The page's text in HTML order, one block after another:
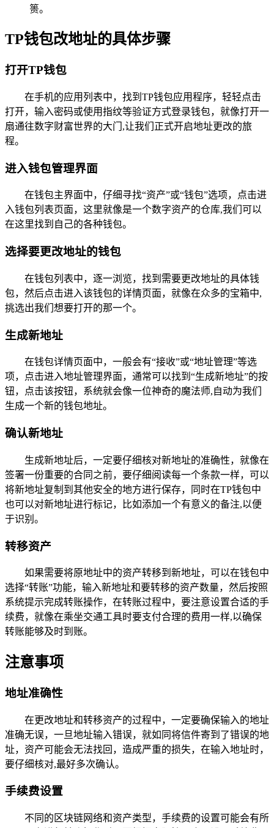
篑。
TP钱包改地址的具体步骤
打开TP钱包
在手机的应用列表中，找到TP钱包应用程序，轻轻点击
打开，输入密码或使用指纹等验证方式登录钱包，就像打开一
扇通往数字财富世界的大门,让我们正式开启地址更改的旅
程。
进入钱包管理界面
在钱包主界面中，仔细寻找“资产”或“钱包”选项，点击进
入钱包列表页面，这里就像是一个数字资产的仓库,我们可以
在这里找到自己的各种钱包。
选择要更改地址的钱包
在钱包列表中，逐一浏览，找到需要更改地址的具体钱
包，然后点击进入该钱包的详情页面，就像在众多的宝箱中,
挑选出我们想要打开的那一个。
生成新地址
在钱包详情页面中，一般会有“接收”或“地址管理”等选
项，点击进入地址管理界面，通常可以找到“生成新地址”的按
钮，点击该按钮，系统就会像一位神奇的魔法师,自动为我们
生成一个新的钱包地址。
确认新地址
生成新地址后，一定要仔细核对新地址的准确性，就像在
签署一份重要的合同之前，要仔细阅读每一个条款一样，可以
将新地址复制到其他安全的地方进行保存，同时在TP钱包中
也可以对新地址进行标记，比如添加一个有意义的备注,以便
于识别。
转移资产
如果需要将原地址中的资产转移到新地址，可以在钱包中
选择“转账”功能，输入新地址和要转移的资产数量，然后按照
系统提示完成转账操作，在转账过程中，要注意设置合适的手
续费，就像在乘坐交通工具时要支付合理的费用一样,以确保
转账能够及时到账。
注意事项
地址准确性
在更改地址和转移资产的过程中，一定要确保输入的地址
准确无误，一旦地址输入错误，就如同将信件寄到了错误的地
址，资产可能会无法找回，造成严重的损失，在输入地址时，
要仔细核对,最好多次确认。
手续费设置
不同的区块链网络和资产类型，手续费的设置可能会有所